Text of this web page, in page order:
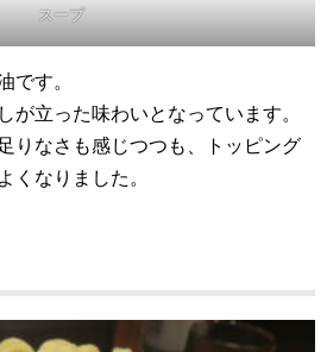
スープ
です。
が立った味わいとなっています。
りなさも感じつつも、トッピング
くなりました。